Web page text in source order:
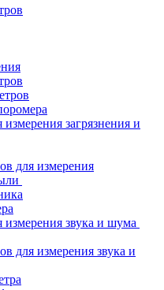
загрязнения и
для измерения
звука и шума
для измерения звука и